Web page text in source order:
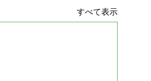
すべて表示